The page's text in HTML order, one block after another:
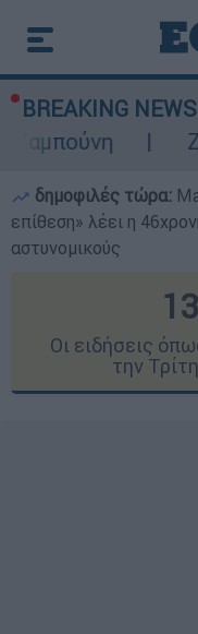
BREAKING
Ζάκυνθος: Τι
δημοφιλές τώρα:
επίθεση» λέει η
αστυνομικούς
Οι ειδήσεις
την